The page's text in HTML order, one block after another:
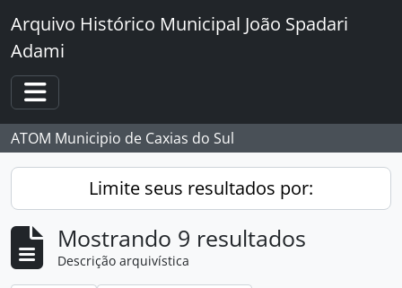
Skip to main content
Arquivo Histórico Municipal João Spadari
Adami
Toggle navigation
ATOM Municipio de Caxias do Sul
Limite seus resultados por:
Mostrando 9 resultados
Descrição arquivística